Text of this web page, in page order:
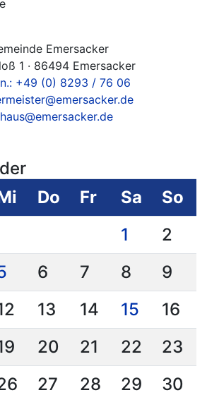
Emersacker
1 · 86494 Emersacker
+49 (0) 8293 / 76 06
Do Fr Sa
So
1
2
6 7 8
9
13 14 15
16
20 21 22
23
27 28 29
30